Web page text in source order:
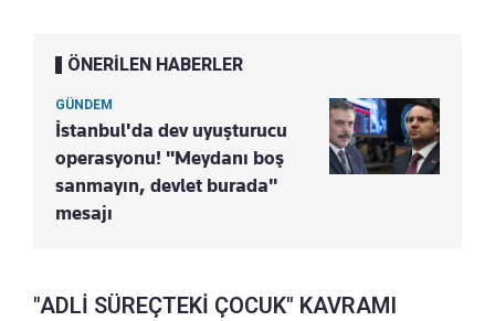
ÖNERİLEN HABERLER
GÜNDEM
İstanbul'da dev uyuşturucu
operasyonu! "Meydanı boş
sanmayın, devlet burada"
mesajı
"ADLİ SÜREÇTEKİ ÇOCUK" KAVRAMI